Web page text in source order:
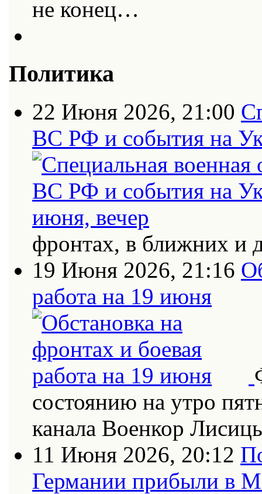
не конец…
Политика
22 Июня 2026, 21:00
ВС РФ и события на
фронтах, в ближних и
19 Июня 2026, 21:16
работа на 19 июня
состоянию на утро
канала Военкор
11 Июня 2026, 20:12
Германии прибыли в